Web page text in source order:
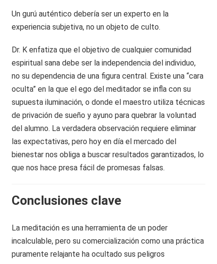
Un gurú auténtico debería ser un experto en la
experiencia subjetiva, no un objeto de culto.
Dr. K enfatiza que el objetivo de cualquier comunidad
espiritual sana debe ser la independencia del individuo,
no su dependencia de una figura central. Existe una “cara
oculta” en la que el ego del meditador se infla con su
supuesta iluminación, o donde el maestro utiliza técnicas
de privación de sueño y ayuno para quebrar la voluntad
del alumno. La verdadera observación requiere eliminar
las expectativas, pero hoy en día el mercado del
bienestar nos obliga a buscar resultados garantizados, lo
que nos hace presa fácil de promesas falsas.
Conclusiones clave
La meditación es una herramienta de un poder
incalculable, pero su comercialización como una práctica
puramente relajante ha ocultado sus peligros